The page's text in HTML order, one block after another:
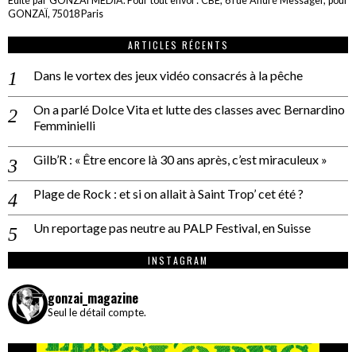
GONZAÏ, 75018 Paris
ARTICLES RÉCENTS
Dans le vortex des jeux vidéo consacrés à la pêche
On a parlé Dolce Vita et lutte des classes avec Bernardino
Femminielli
Gilb’R : « Être encore là 30 ans après, c’est miraculeux »
Plage de Rock : et si on allait à Saint Trop’ cet été ?
Un reportage pas neutre au PALP Festival, en Suisse
INSTAGRAM
gonzai_magazine
Seul le détail compte.